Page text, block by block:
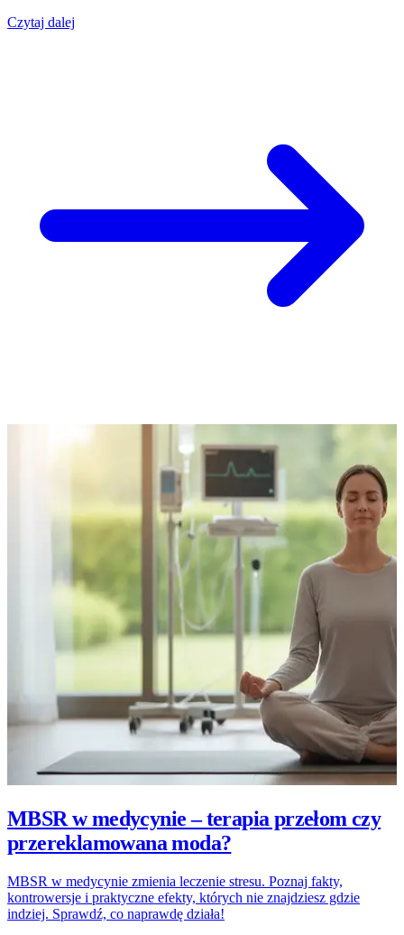
Czytaj dalej
MBSR w medycynie – terapia przełom czy
przereklamowana moda?
MBSR w medycynie zmienia leczenie stresu. Poznaj fakty,
kontrowersje i praktyczne efekty, których nie znajdziesz gdzie
indziej. Sprawdź, co naprawdę działa!